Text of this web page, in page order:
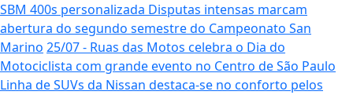
SBM 400s personalizada Disputas intensas marcam
abertura do segundo semestre do Campeonato San
Marino 25/07 - Ruas das Motos celebra o Dia do
Motociclista com grande evento no Centro de São Paulo
Linha de SUVs da Nissan destaca-se no conforto pelos